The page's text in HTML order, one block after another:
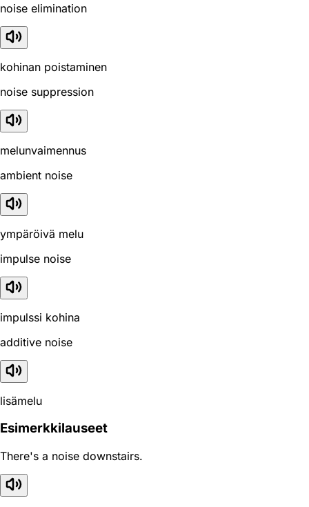
noise elimination
kohinan poistaminen
noise suppression
melunvaimennus
ambient noise
ympäröivä melu
impulse noise
impulssi kohina
additive noise
lisämelu
Esimerkkilauseet
There's a noise downstairs.